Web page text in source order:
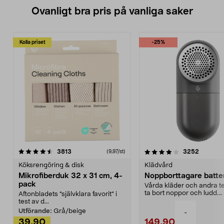
-
Ovanligt bra pris på vanliga saker
Kolla priset
3813 (9,97/st)
Köksrengöring & disk
Mikrofiberduk 32 x 31 cm, 4-
pack
Aftonbladets "självklara favorit” i
test av d...
Utförande: Grå/beige
-25%
4.0av 5 stjärnor 3252
Klädvård
Noppborttagare
Vårda kläder och andra
ta bort noppor och ludd.
4.5av 5 stjärnor